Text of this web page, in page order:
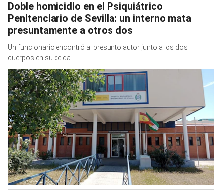
Doble homicidio en el Psiquiátrico
Penitenciario de Sevilla: un interno mata
presuntamente a otros dos
Un funcionario encontró al presunto autor junto a los dos
cuerpos en su celda